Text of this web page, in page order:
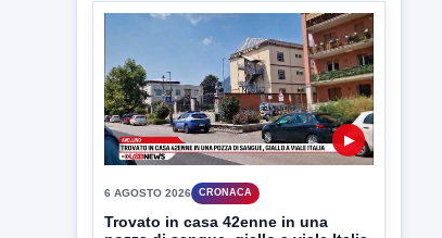
▶
6 AGOSTO 2026 CRONACA
Trovato in casa 42enne in una
pozza di sangue, giallo a viale Italia
Ritrovato senza vita il corpo di un 42enne
in un...